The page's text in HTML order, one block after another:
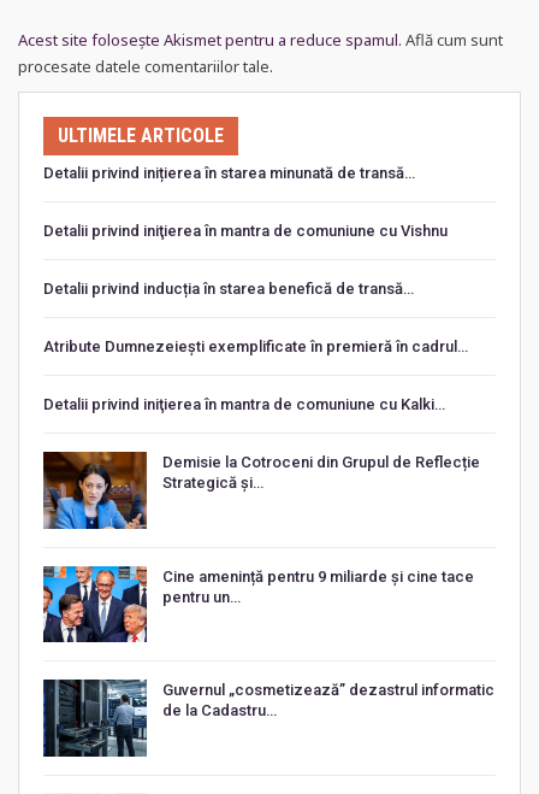
Acest site folosește Akismet pentru a reduce spamul. Află cum sunt
procesate datele comentariilor tale.
ULTIMELE ARTICOLE
Detalii privind inițierea în starea minunată de transă…
Detalii privind iniţierea în mantra de comuniune cu Vishnu
Detalii privind inducția în starea benefică de transă…
Atribute Dumnezeiești exemplificate în premieră în cadrul…
Detalii privind iniţierea în mantra de comuniune cu Kalki…
Demisie la Cotroceni din Grupul de Reflecție
Strategică și…
Cine amenință pentru 9 miliarde și cine tace
pentru un…
Guvernul „cosmetizează” dezastrul informatic
de la Cadastru…